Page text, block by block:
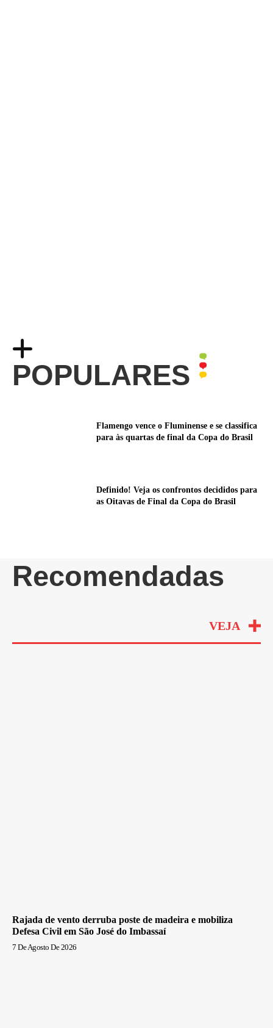
POPULARES
Flamengo vence o Fluminense e se classifica
para às quartas de final da Copa do Brasil
Definido! Veja os confrontos decididos para
as Oitavas de Final da Copa do Brasil
Recomendadas
VEJA
Rajada de vento derruba poste de madeira e mobiliza
Defesa Civil em São José do Imbassaí
7 De Agosto De 2026